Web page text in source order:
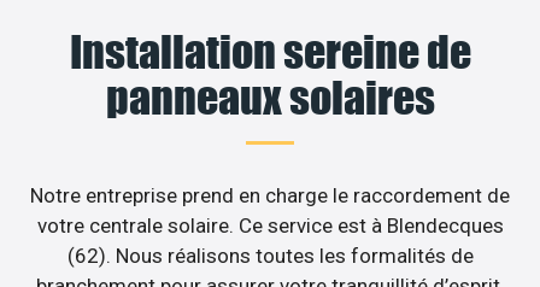
Installation sereine de
panneaux solaires
Notre entreprise prend en charge le raccordement de
votre centrale solaire. Ce service est à Blendecques
(62). Nous réalisons toutes les formalités de